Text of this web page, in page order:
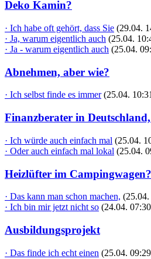
Deko Kamin?
· Ich habe oft gehört, dass Sie (29.04.
· Ja, warum eigentlich auch (25.04.
· Ja - warum eigentlich auch (25.04.
Abnehmen, aber wie?
· Ich selbst finde es immer (25.04.
Finanzberater in
· Ich würde auch einfach mal (25.04.
· Oder auch einfach mal lokal (25.04.
Heizlüfter im Campingwagen?
· Das kann man schon machen,
· Ich bin mir jetzt nicht so (24.04.
Ausbildungsprojekt
· Das finde ich echt einen (25.04.